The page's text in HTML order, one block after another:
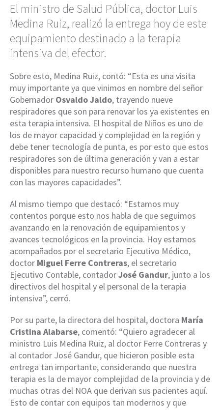
El ministro de Salud Pública, doctor Luis
Medina Ruiz, realizó la entrega hoy de este
equipamiento destinado a la terapia
intensiva del efector.
Sobre esto, Medina Ruiz, contó: “Esta es una visita
muy importante ya que vinimos en nombre del señor
Gobernador Osvaldo Jaldo, trayendo nueve
respiradores que son para renovar los ya existentes en
esta terapia intensiva. El hospital de Niños es uno de
los de mayor capacidad y complejidad en la región y
debe tener tecnología de punta, es por esto que estos
respiradores son de última generación y van a estar
disponibles para nuestro recurso humano que cuenta
con las mayores capacidades”.
Al mismo tiempo que destacó: “Estamos muy
contentos porque esto nos habla de que seguimos
avanzando en la renovación de equipamientos y
avances tecnológicos en la provincia. Hoy estamos
acompañados por el secretario Ejecutivo Médico,
doctor Miguel Ferre Contreras, el secretario
Ejecutivo Contable, contadorJosé Gandur, junto a los
directivos del hospital y el personal de la terapia
intensiva”, cerró.
Por su parte, la directora del hospital, doctora María
Cristina Alabarse, comentó: “Quiero agradecer al
ministro Luis Medina Ruiz, al doctor Ferre Contreras y
al contador José Gandur, que hicieron posible esta
entrega tan importante, considerando que nuestra
terapia es la de mayor complejidad de la provincia y de
muchas otras del NOA que derivan sus pacientes aquí.
Esto de contar con equipos tan modernos y que